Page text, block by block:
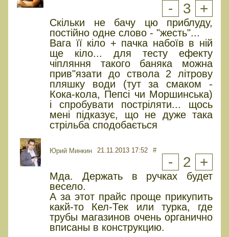
- 3 +
Скільки не бачу цю приблуду,
постійно одне слово - "жесть"...
Вага її кіло + пачка набоїв в ній
ще кіло... для тесту ефекту
чіпляння такого баняка можна
прив"язати до ствола 2 літрову
пляшку води (тут за смаком -
Кока-кола, Пепсі чи Моршинська)
і спробувати постріляти... щось
мені підказує, що не дуже така
стрільба сподобається
Юрий Минкин 21.11.2013 17:52 #
- 2 +
Мда. Держать в ручках будет
весело.
А за этот прайс проще прикупить
какй-то Кел-Тек или турка, где
трубы магазинов очень органично
вписаны в конструкцию.